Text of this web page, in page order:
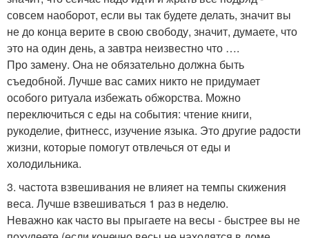
совсем наоборот, если вы так будете делать, значит вы
не до конца верите в свою свободу, значит, думаете, что
это на один день, а завтра неизвестно что ….
Про замену. Она не обязательно должна быть
съедобной. Лучше вас самих никто не придумает
особого ритуала избежать обжорства. Можно
переключиться с еды на события: чтение книги,
рукоделие, фитнесс, изучение языка. Это другие радости
жизни, которые помогут отвлечься от еды и
холодильника.
3. частота взвешивания не влияет на темпы скижения
веса. Лучше взвешиваться 1 раз в неделю.
Неважно как часто вы прыгаете на весы - быстрее вы не